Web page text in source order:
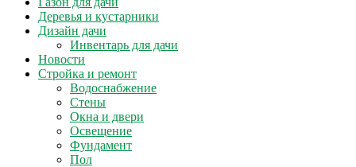
Деревья и кустарники
Дизайн дачи
Инвентарь для дачи
Новости
Стройка и ремонт
Водоснабжение
Стены
Окна и двери
Освещение
Фундамент
Пол